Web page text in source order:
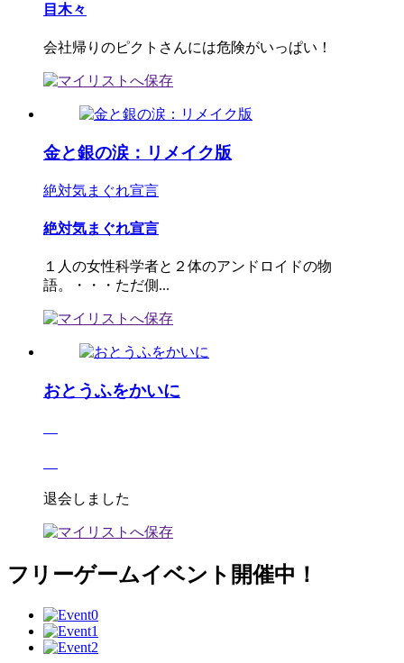
目木々
会社帰りのピクトさんには危険がいっぱい！
金と銀の涙：リメイク版
絶対気まぐれ宣言
絶対気まぐれ宣言
１人の女性科学者と２体のアンドロイドの物
語。・・・ただ側...
おとうふをかいに
退会しました
フリーゲームイベント開催中！